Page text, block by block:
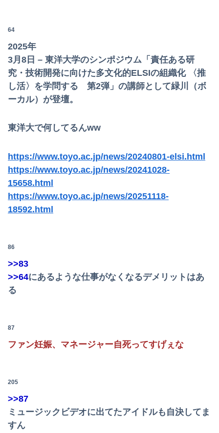
64
2025年
3月8日 – 東洋大学のシンポジウム「責任ある研
究・技術開発に向けた多文化的ELSIの組織化 〈推
し活〉を学問する 第2弾」の講師として緑川（ボ
ーカル）が登壇。
東洋大で何してるんww
https://www.toyo.ac.jp/news/20240801-elsi.html
https://www.toyo.ac.jp/news/20241028-
15658.html
https://www.toyo.ac.jp/news/20251118-
18592.html
86
>>83
>>64にあるような仕事がなくなるデメリットはあ
る
87
ファン妊娠、マネージャー自死ってすげぇな
205
>>87
ミュージックビデオに出てたアイドルも自決してま
すん